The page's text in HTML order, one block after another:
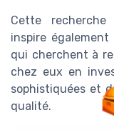
Cette
inspire
qui cherchent à
chez eux en
sophistiquées et
qualité.